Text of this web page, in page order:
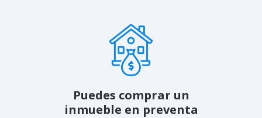
Puedes comprar un
inmueble en preventa